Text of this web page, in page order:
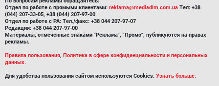
Отдел по работе с прямыми клиентами: reklama@mediadim.com.ua Тел: +38
(044) 207-33-05, +38 (044) 207-97-00
Отдел по работе с РА: Тел./факс: +38 044 207-97-07
Редакция: +38 044 207-97-00
Материалы, отмеченные знаками "Реклама", "Промо", публикуются на правах
рекламы.
Правила пользования, Политика в сфере конфиденциальности и персональных
данных.
Для удобства пользования сайтом используются Cookies. Узнать больше.